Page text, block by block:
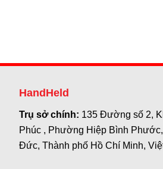
HandHeld
Trụ sở chính: 135 Đường số 2,
Phúc , Phường Hiệp Bình
Đức, Thành phố Hồ Chí Minh,